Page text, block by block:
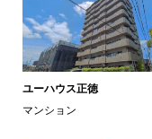
ユーハウス正徳
マンション